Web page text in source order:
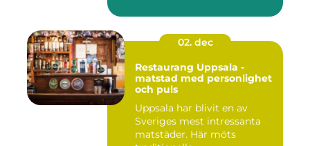
02. dec
Restaurang Uppsala -
matstad med personlighet
och puls
Uppsala har blivit en av
Sveriges mest intressanta
matstäder. Här möts